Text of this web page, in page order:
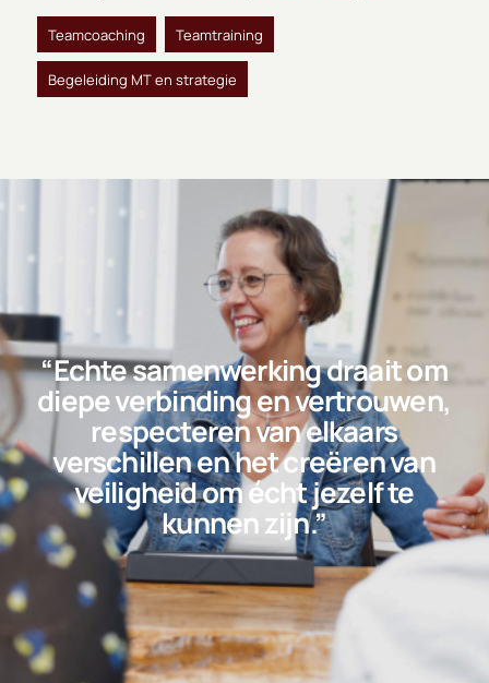
Teamcoaching Teamtraining
Begeleiding MT en strategie
“Echte samenwerking draait om
diepe verbinding en vertrouwen,
respecteren van elkaars
verschillen en het creëren van
veiligheid om écht jezelf te
kunnen zijn.”